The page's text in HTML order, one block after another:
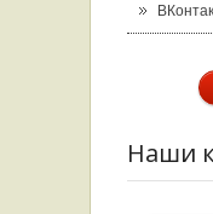
Наши